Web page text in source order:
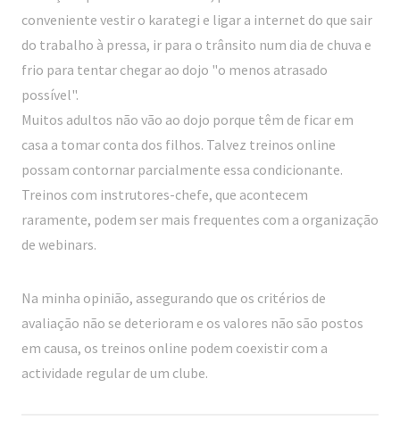
conveniente vestir o karategi e ligar a internet do que sair
do trabalho à pressa, ir para o trânsito num dia de chuva e
frio para tentar chegar ao dojo "o menos atrasado
possível".
Muitos adultos não vão ao dojo porque têm de ficar em
casa a tomar conta dos filhos. Talvez treinos online
possam contornar parcialmente essa condicionante.
Treinos com instrutores-chefe, que acontecem
raramente, podem ser mais frequentes com a organização
de webinars.
Na minha opinião, assegurando que os critérios de
avaliação não se deterioram e os valores não são postos
em causa, os treinos online podem coexistir com a
actividade regular de um clube.